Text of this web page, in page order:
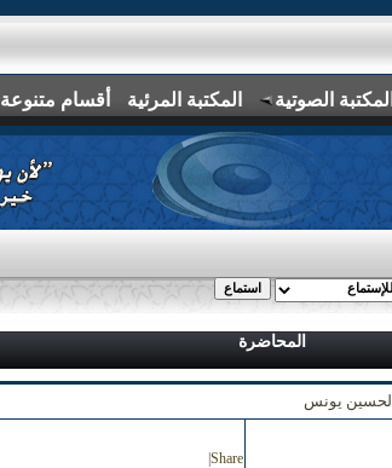
أقسام متنوعة المكتبة المرئية المكتبة الصوتية
المحاضرة
الحسين يونس
Share
|